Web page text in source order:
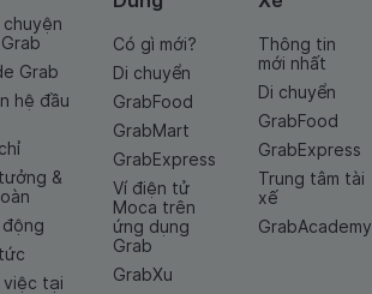
chuyện
Grab
hệ đầu
&
việc tại
Có gì mới?
Di chuyển
GrabFood
GrabMart
GrabExpress
Ví điện tử
Moca trên
ứng dụng
Grab
GrabXu
Thông tin
mới nhất
Di chuyển
GrabFood
GrabExpress
Trung tâm tài
xế
GrabAcademy